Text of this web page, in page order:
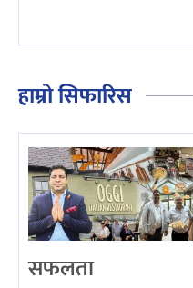
हाम्रो सिफारिस
सफलता